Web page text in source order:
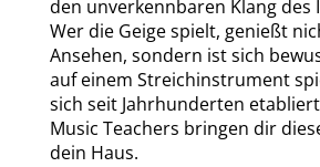
den unverkennbaren Klang des
Wer die Geige spielt, genießt
Ansehen, sondern ist sich
auf einem Streichinstrument
sich seit Jahrhunderten
Music Teachers bringen dir
dein Haus.